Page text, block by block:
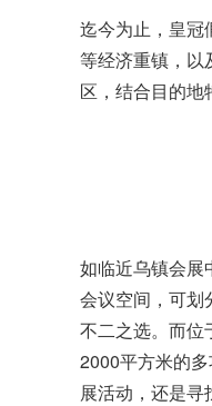
迄今为止，皇冠
等经济重镇，以
区，结合目的地
如临近乌镇会展
会议空间，可划
不二之选。而位
2000平方米的
展活动，还是寻